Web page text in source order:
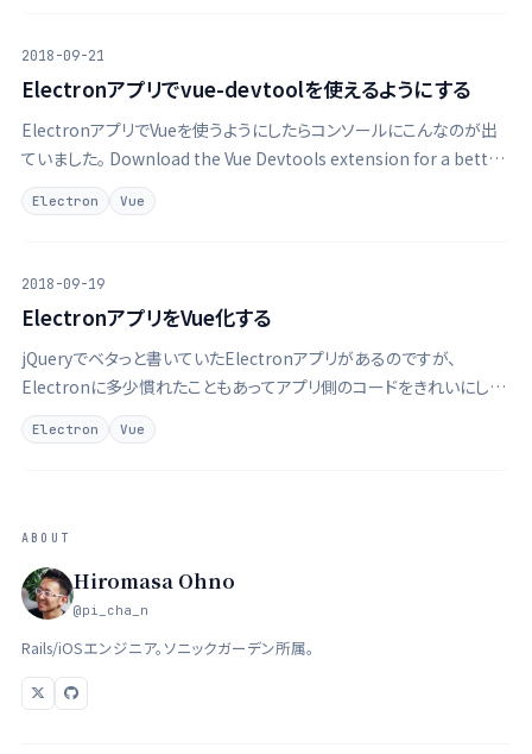
2018-09-21
Electronアプリでvue-devtoolを使えるようにする
ElectronアプリでVueを使うようにしたらコンソールにこんなのが出
ていました。 Download the Vue Devtools extension for a better
development experience: …
Electron Vue
2018-09-19
ElectronアプリをVue化する
jQueryでベタっと書いていたElectronアプリがあるのですが、
Electronに多少慣れたこともあってアプリ側のコードをきれいにした
くなりました。Vue.jsを使いたい（正確に言うとVueはまだ触ったことが
ないので使ってみたい）ので、その下準備としてひとまずVueコンポー
Electron Vue
ABOUT
Hiromasa Ohno
@pi_cha_n
Rails/iOSエンジニア。ソニックガーデン所属。